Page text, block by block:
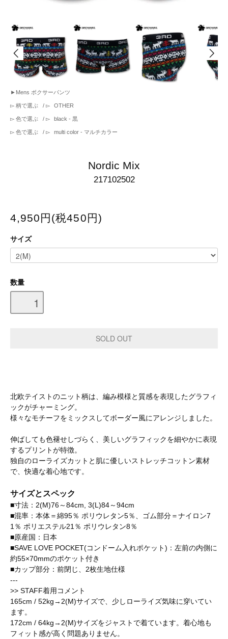
► Mens ボクサーパンツ
▻ 柄で選ぶ / ▻ OTHER
▻ 色で選ぶ / ▻ black - 黒
▻ 色で選ぶ / ▻ multi color - マルチカラー
Nordic Mix
217102502
4,950円(税450円)
サイズ
数量
北欧テイストのニット柄は、編み模様と質感を表現したグラフィ
ックがチャーミング。
様々なモチーフをミックスしてボーダー風にアレンジしました。
伸ばしても色褪せしづらく、美しいグラフィックを細やかに表現
するプリントが特徴。
独自のローライズカットと肌に優しいストレッチコットン素材
で、快適な着心地です。
サイズとスペック
■寸法：2(M)76～84cm, 3(L)84～94cm
■混率：本体＝綿95％ ポリウレタン5％、ゴム部分＝ナイロン7
1％ ポリエステル21％ ポリウレタン8％
■原産国：日本
■SAVE LOVE POCKET(コンドーム入れポケット)：左前の内側に
約55×70mmのポケット付き
■カップ部分：前閉じ、2枚生地仕様
---
>> STAFF着用コメント
165cm / 52kg→2(M)サイズで、少しローライズ気味に穿いてい
ます。
172cm / 64kg→2(M)サイズをジャストで着ています。着心地も
フィット感が高く問題ありません。